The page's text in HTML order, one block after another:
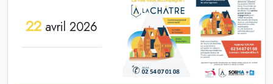
22avril 2026